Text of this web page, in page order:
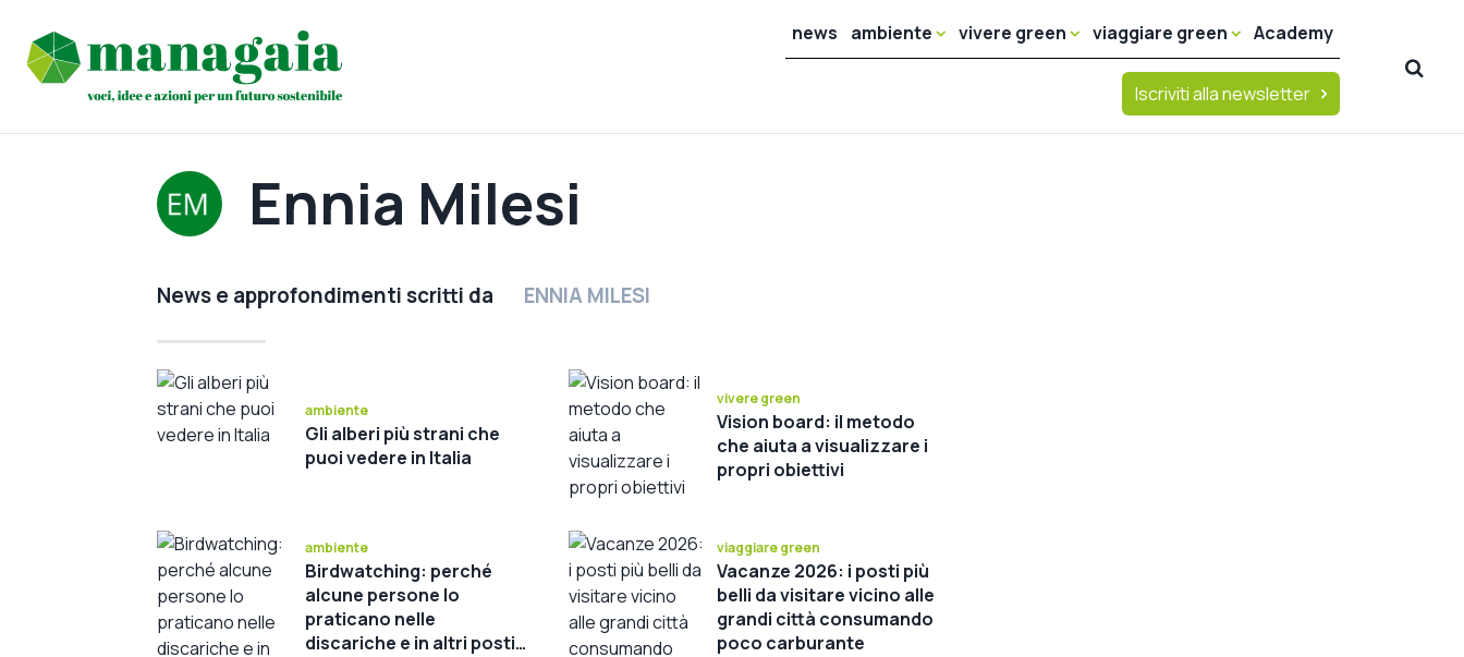
news ambiente vivere green viaggiare green Academy
Iscriviti alla newsletter
Ennia Milesi
News e approfondimenti scritti da ENNIA MILESI
ambiente
Gli alberi più strani che
puoi vedere in Italia
vivere green
Vision board: il metodo
che aiuta a visualizzare i
propri obiettivi
ambiente
Birdwatching: perché
alcune persone lo
praticano nelle
discariche e in altri posti
viaggiare green
Vacanze 2026: i posti più
belli da visitare vicino alle
grandi città consumando
poco carburante